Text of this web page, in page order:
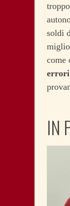
soldi
come
errori
IN